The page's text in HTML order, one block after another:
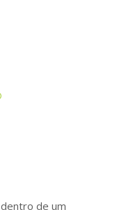
de um